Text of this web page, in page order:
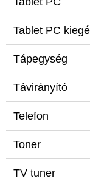
Tablet PC
Tápegység
Távirányító
Telefon
Toner
TV tuner